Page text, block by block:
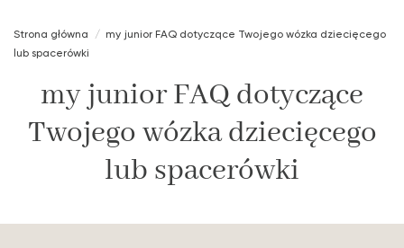
Strona główna
my junior FAQ dotyczące Twojego wózka dziecięcego
lub spacerówki
my junior FAQ dotyczące
Twojego wózka dziecięcego
lub spacerówki